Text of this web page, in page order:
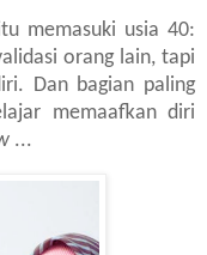
memasuki usia 40:
orang lain, tapi
Dan bagian paling
memaafkan diri
...